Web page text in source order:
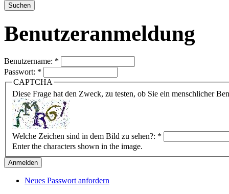
Benutzeranmeldung
Benutzername: *
Passwort: *
CAPTCHA
Diese Frage hat den Zweck, zu testen, ob Sie ein menschlicher
Welche Zeichen sind in dem Bild zu sehen?: *
Enter the characters shown in the image.
Neues Passwort anfordern